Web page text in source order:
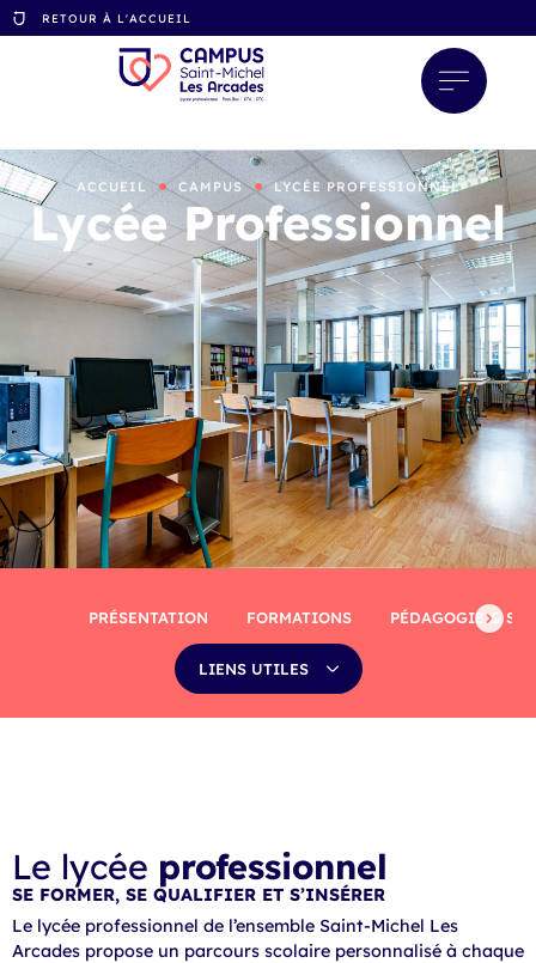
RETOUR À L'ACCUEIL
ACCUEIL CAMPUS LYCÉE PROFESSIONNEL
Lycée Professionnel
PRÉSENTATION FORMATIONS PÉDAGOGIE &
LIENS UTILES
Le lycée professionnel
SE FORMER, SE QUALIFIER ET S’INSÉRER
Le lycée professionnel de l’ensemble Saint-Michel Les
Arcades propose un parcours scolaire personnalisé à chaque